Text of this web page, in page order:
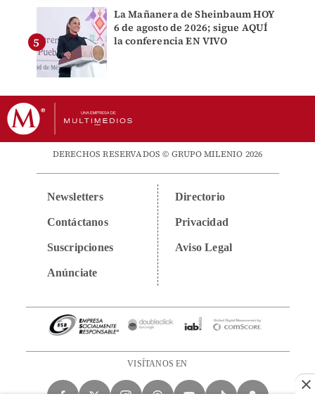
La Mañanera de Sheinbaum HOY
6 de agosto de 2026; sigue AQUÍ
la conferencia EN VIVO
DERECHOS RESERVADOS © GRUPO MILENIO 2026
Newsletters
Contáctanos
Suscripciones
Anúnciate
Directorio
Privacidad
Aviso Legal
VISÍTANOS EN